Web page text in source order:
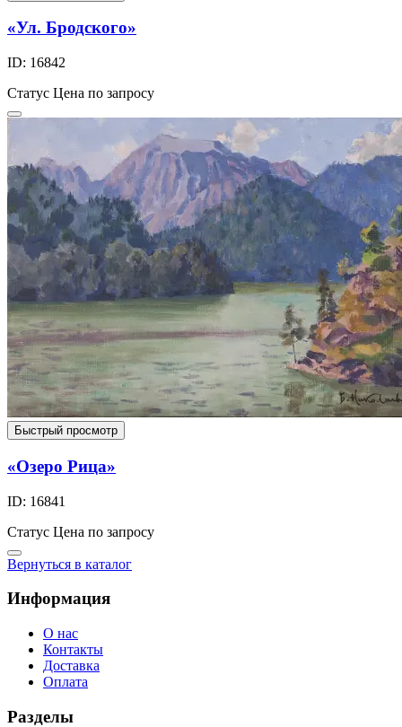
«Ул. Бродского»
ID: 16842
Статус Цена по запросу
Быстрый просмотр
«Озеро Рица»
ID: 16841
Статус Цена по запросу
Вернуться в каталог
Информация
О нас
Контакты
Доставка
Оплата
Разделы